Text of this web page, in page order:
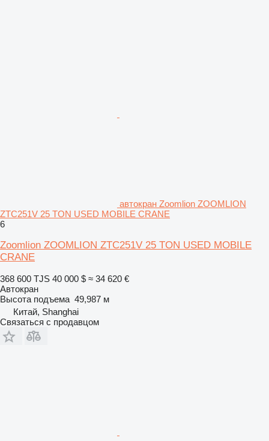
автокран Zoomlion ZOOMLION
ZTC251V 25 TON USED MOBILE CRANE
6
Zoomlion ZOOMLION ZTC251V 25 TON USED MOBILE
CRANE
368 600 TJS 40 000 $ ≈ 34 620 €
Автокран
Высота подъема 49,987 м
Китай, Shanghai
Связаться с продавцом